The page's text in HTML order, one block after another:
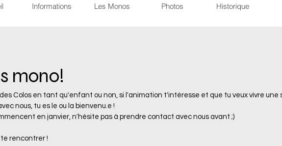
Informations Les Monos Photos Historique
mono!
Colos en tant qu'enfant ou non, si l'animation t'intéresse et que tu veux vivre une
nous, tu es le ou la bienvenu.e !
en janvier, n'hésite pas à prendre contact avec nous avant ;)
rencontrer !